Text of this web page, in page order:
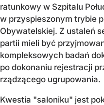
ratunkowy w Szpitalu
w przyspieszonym trybie
Obywatelskiej. Z ustaleń
partii mieli być
kompleksowych badań
po dokonaniu rejestracji
rządzącego ugrupowania.
Kwestia "saloniku" jest